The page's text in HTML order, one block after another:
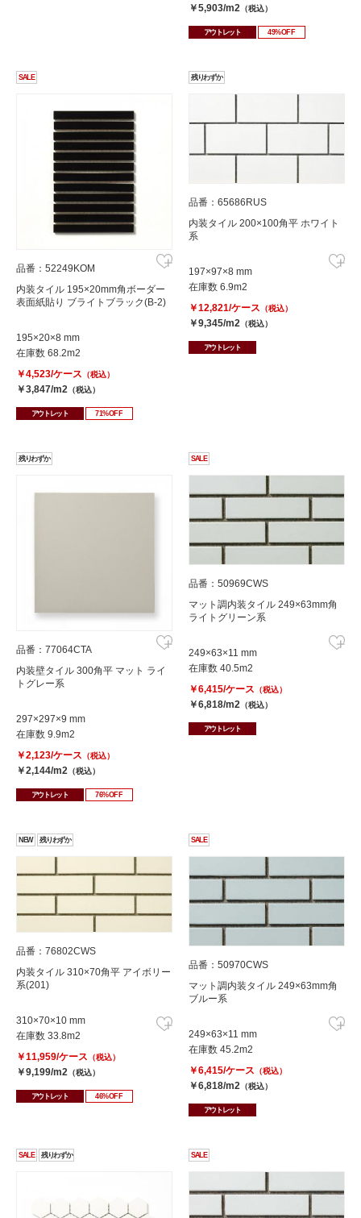
￥5,903/m2 （税込）
アウトレット 49%OFF
SALE
品番：52249KOM
内装タイル 195×20mm角ボーダー
表面紙貼り ブライトブラック(B-2)
195×20×8 mm
在庫数 68.2m2
￥4,523/ケース （税込）
￥3,847/m2 （税込）
アウトレット 71%OFF
残りわずか
品番：65686RUS
内装タイル 200×100角平 ホワイト
系
197×97×8 mm
在庫数 6.9m2
￥12,821/ケース （税込）
￥9,345/m2 （税込）
アウトレット
残りわずか
品番：77064CTA
内装壁タイル 300角平 マット ライ
トグレー系
297×297×9 mm
在庫数 9.9m2
￥2,123/ケース （税込）
￥2,144/m2 （税込）
アウトレット 76%OFF
SALE
品番：50969CWS
マット調内装タイル 249×63mm角
ライトグリーン系
249×63×11 mm
在庫数 40.5m2
￥6,415/ケース （税込）
￥6,818/m2 （税込）
アウトレット
NEW 残りわずか
品番：76802CWS
内装タイル 310×70角平 アイボリー
系(201)
310×70×10 mm
在庫数 33.8m2
￥11,959/ケース （税込）
￥9,199/m2 （税込）
アウトレット 46%OFF
SALE
品番：50970CWS
マット調内装タイル 249×63mm角
ブルー系
249×63×11 mm
在庫数 45.2m2
￥6,415/ケース （税込）
￥6,818/m2 （税込）
アウトレット
SALE 残りわずか SALE